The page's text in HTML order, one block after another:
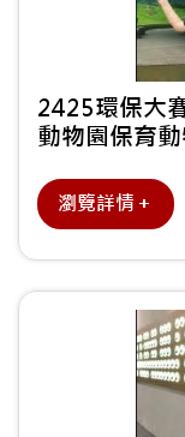
2425環保大
動物園保育
瀏覽詳情＋